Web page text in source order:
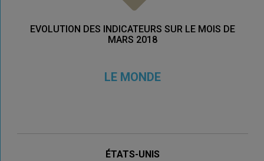
EVOLUTION DES INDICATEURS SUR LE MOIS DE
MARS 2018
LE MONDE
ÉTATS-UNIS